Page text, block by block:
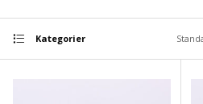
Kategorier